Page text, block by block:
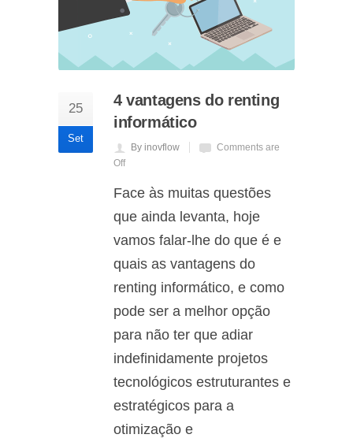
25
Set
4 vantagens do renting
informático
By inovflow
Comments are
Off
Face às muitas questões
que ainda levanta, hoje
vamos falar-lhe do que é e
quais as vantagens do
renting informático, e como
pode ser a melhor opção
para não ter que adiar
indefinidamente projetos
tecnológicos estruturantes e
estratégicos para a
otimização e